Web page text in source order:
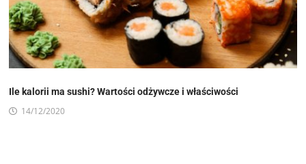
Ile kalorii ma sushi? Wartości odżywcze i właściwości
14/12/2020